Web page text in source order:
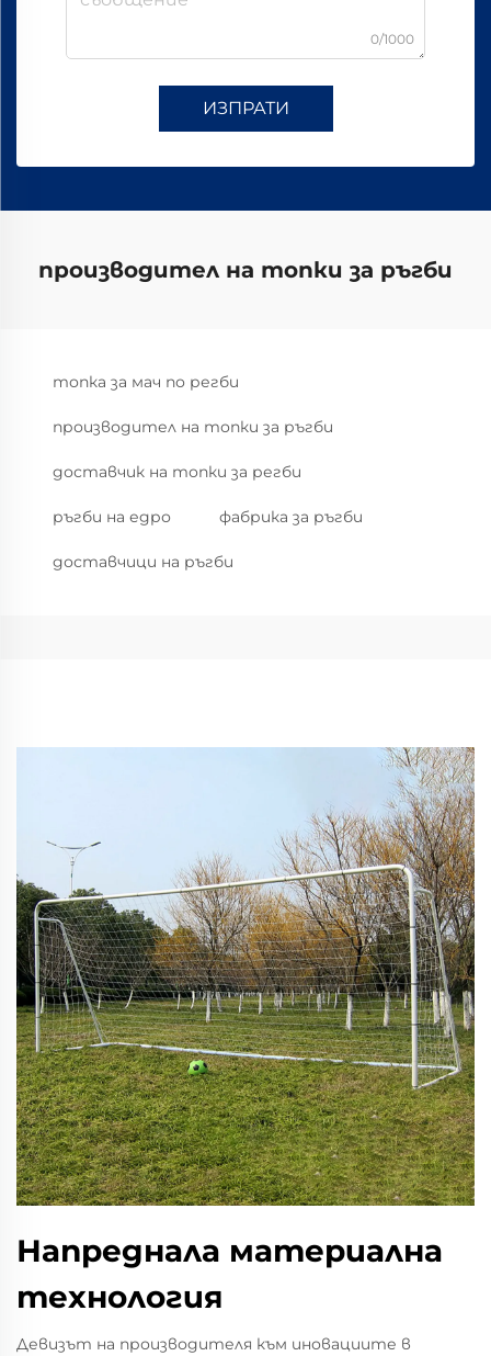
0/1000
ИЗПРАТИ
производител на топки за ръгби
топка за мач по регби
производител на топки за ръгби
доставчик на топки за регби
ръгби на едро фабрика за ръгби
доставчици на ръгби
Напреднала материална
технология
Девизът на производителя към иновациите в